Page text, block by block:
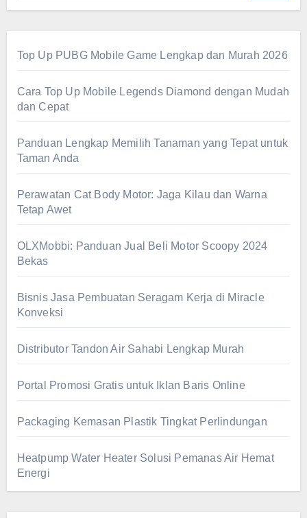
Top Up PUBG Mobile Game Lengkap dan Murah 2026
Cara Top Up Mobile Legends Diamond dengan Mudah
dan Cepat
Panduan Lengkap Memilih Tanaman yang Tepat untuk
Taman Anda
Perawatan Cat Body Motor: Jaga Kilau dan Warna
Tetap Awet
OLXMobbi: Panduan Jual Beli Motor Scoopy 2024
Bekas
Bisnis Jasa Pembuatan Seragam Kerja di Miracle
Konveksi
Distributor Tandon Air Sahabi Lengkap Murah
Portal Promosi Gratis untuk Iklan Baris Online
Packaging Kemasan Plastik Tingkat Perlindungan
Heatpump Water Heater Solusi Pemanas Air Hemat
Energi